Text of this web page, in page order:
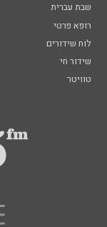
שבת עברית
רופא פרטי
לוח שידורים
שידור חי
טוויטר